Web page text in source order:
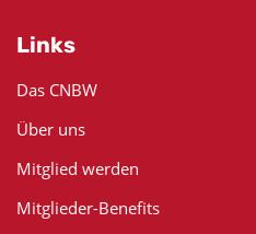
Links
Das CNBW
Über uns
Mitglied werden
Mitglieder-Benefits